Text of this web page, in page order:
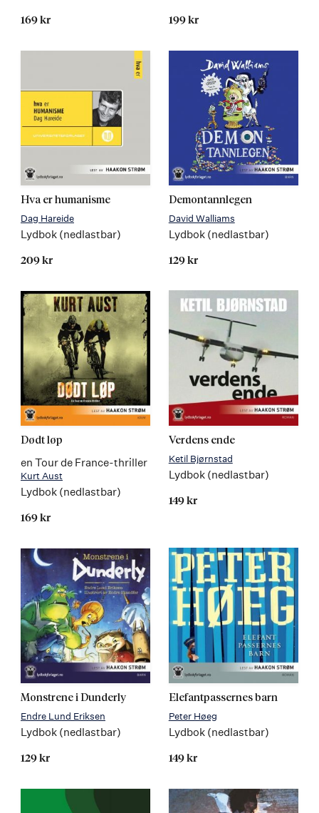
169 kr 199 kr
Hva er humanisme
Dag Hareide
Lydbok (nedlastbar)
209 kr
Demontannlegen
David Walliams
Lydbok (nedlastbar)
129 kr
Dødt løp
en Tour de France-thriller
Kurt Aust
Lydbok (nedlastbar)
169 kr
Verdens ende
Ketil Bjørnstad
Lydbok (nedlastbar)
149 kr
Monstrene i Dunderly
Endre Lund Eriksen
Lydbok (nedlastbar)
129 kr
Elefantpassernes barn
Peter Høeg
Lydbok (nedlastbar)
149 kr